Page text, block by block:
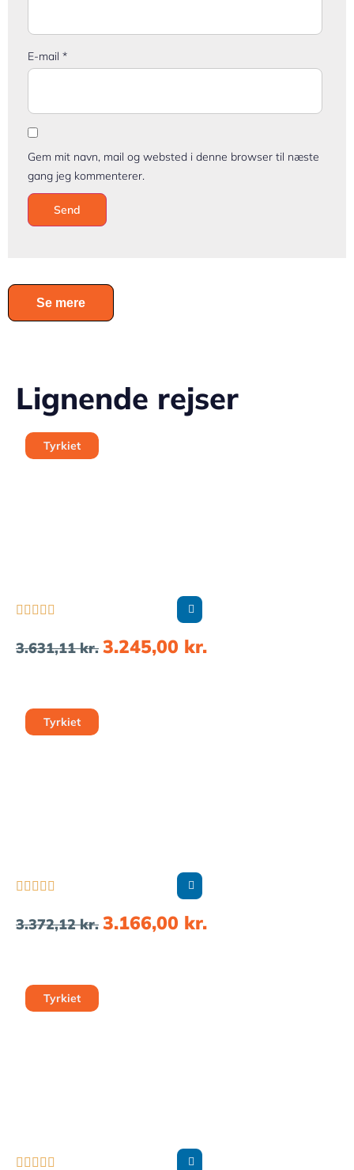
E-mail *
Gem mit navn, mail og websted i denne browser til næste
gang jeg kommenterer.
Se mere
Lignende rejser
Tyrkiet
    
3.631,11kr. 3.245,00 kr.
Tyrkiet
    
3.372,12kr. 3.166,00 kr.
Tyrkiet
    